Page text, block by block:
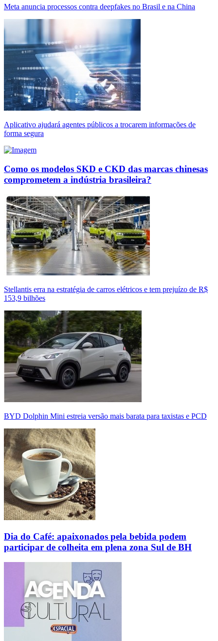
Meta anuncia processos contra deepfakes no Brasil e na China
Aplicativo ajudará agentes públicos a trocarem informações de
forma segura
Como os modelos SKD e CKD das marcas chinesas
comprometem a indústria brasileira?
Stellantis erra na estratégia de carros elétricos e tem prejuízo de R$
153,9 bilhões
BYD Dolphin Mini estreia versão mais barata para taxistas e PCD
Dia do Café: apaixonados pela bebida podem
participar de colheita em plena zona Sul de BH